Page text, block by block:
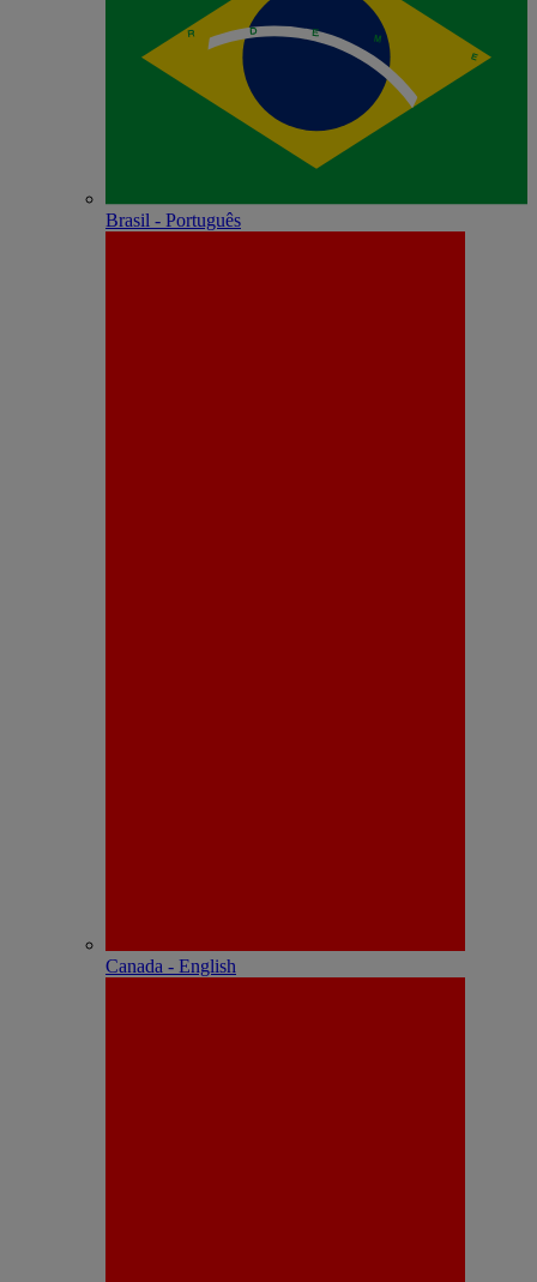
Brasil - Português
Canada - English